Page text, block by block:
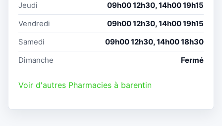
Jeudi
09h00 12h30, 14h00 19h15
Vendredi
09h00 12h30, 14h00 19h15
Samedi
09h00 12h30, 14h00 18h30
Dimanche
Fermé
Voir d'autres Pharmacies à barentin